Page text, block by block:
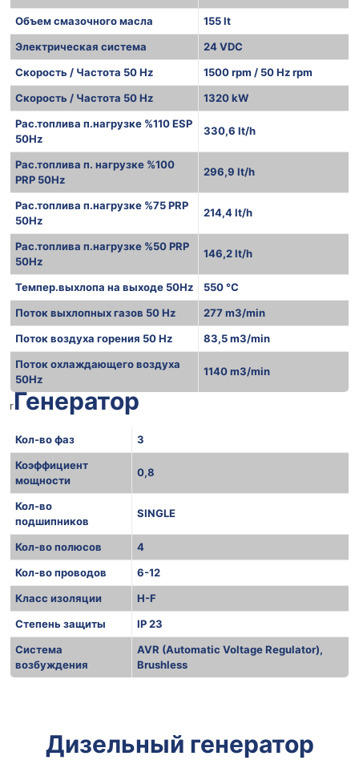
Объем смазочного масла
155 lt
Электрическая система
24 VDC
Скорость / Частота 50 Hz
1500 rpm / 50 Hz rpm
Скорость / Частота 50 Hz
1320 kW
Рас.топлива п.нагрузке %110 ESP
50Hz
330,6 lt/h
Рас.топлива п. нагрузке %100
PRP 50Hz
296,9 lt/h
Рас.топлива п.нагрузке %75 PRP
50Hz
214,4 lt/h
Рас.топлива п.нагрузке %50 PRP
50Hz
146,2 lt/h
Темпер.выхлопа на выходе 50Hz
550 °C
Поток выхлопных газов 50 Hz
277 m3/min
Поток воздуха горения 50 Hz
83,5 m3/min
Поток охлаждающего воздуха
50Hz
1140 m3/min
rГенератор
Кол-во фаз
3
Коэффициент
мощности
0,8
Кол-во
подшипников
SINGLE
Кол-во полюсов
4
Кол-во проводов
6-12
Класс изоляции
H-F
Степень защиты
IP 23
Система
возбуждения
AVR (Automatic Voltage Regulator),
Brushless
Дизельный генератор